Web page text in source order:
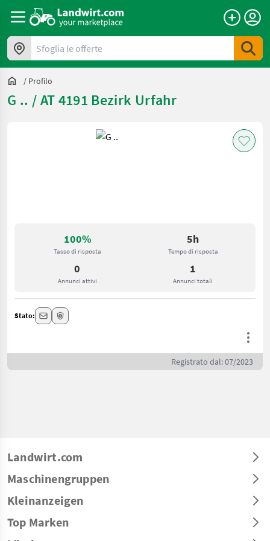
Sfoglia le offerte
/ Profilo
G .. / AT 4191 Bezirk Urfahr
100%
Tasso di risposta
5h
Tempo di risposta
0
Annunci attivi
1
Annunci totali
Stato:
Registrato dal: 07/2023
Landwirt.com
Maschinengruppen
Kleinanzeigen
Top Marken